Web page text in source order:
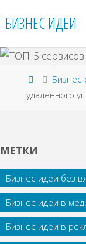
БИЗНЕС ИДЕИ
Главная
Бизнес
удаленного
МЕТКИ
Бизнес идеи без
Бизнес идеи в
Бизнес идеи в